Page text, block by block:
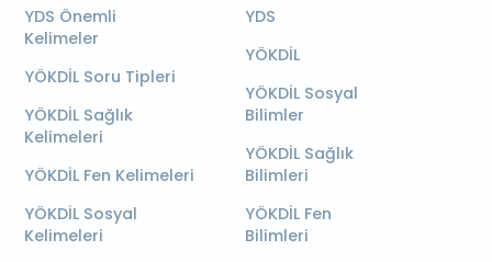
YDS Önemli
Kelimeler
YÖKDİL Soru Tipleri
YÖKDİL Sağlık
Kelimeleri
YÖKDİL Fen Kelimeleri
YÖKDİL Sosyal
Kelimeleri
YDS
YÖKDİL
YÖKDİL Sosyal
Bilimler
YÖKDİL Sağlık
Bilimleri
YÖKDİL Fen
Bilimleri